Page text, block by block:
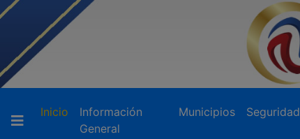
Inicio (current)
Información
General
Municipios Seguridad
Buscador